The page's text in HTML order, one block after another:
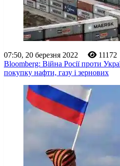
07:50, 20 березня 2022
11172
Bloomberg: Війна Росії проти
покупку нафти, газу і зернових